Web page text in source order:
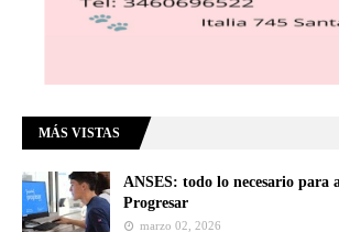
MÁS VISTAS
ANSES: todo lo necesario para
Progresar
marzo 02, 2026